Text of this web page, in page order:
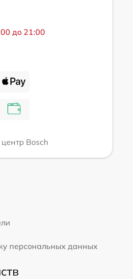
до 21:00
Bosch
персональных данных